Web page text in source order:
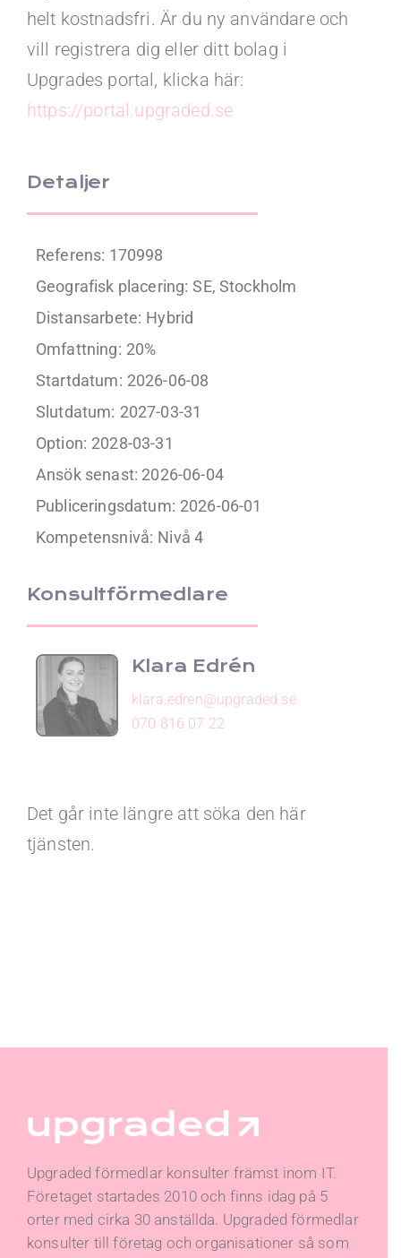
helt kostnadsfri. Är du ny användare och
vill registrera dig eller ditt bolag i
Upgrades portal, klicka här:
https://portal.upgraded.se
Detaljer
Referens: 170998
Geografisk placering: SE, Stockholm
Distansarbete: Hybrid
Omfattning: 20%
Startdatum: 2026-06-08
Slutdatum: 2027-03-31
Option: 2028-03-31
Ansök senast: 2026-06-04
Publiceringsdatum: 2026-06-01
Kompetensnivå: Nivå 4
Konsultförmedlare
Klara Edrén
klara.edren@upgraded.se
070 816 07 22
Det går inte längre att söka den här
tjänsten.
Upgraded förmedlar konsulter främst inom IT.
Företaget startades 2010 och finns idag på 5
orter med cirka 30 anställda. Upgraded förmedlar
konsulter till företag och organisationer så som